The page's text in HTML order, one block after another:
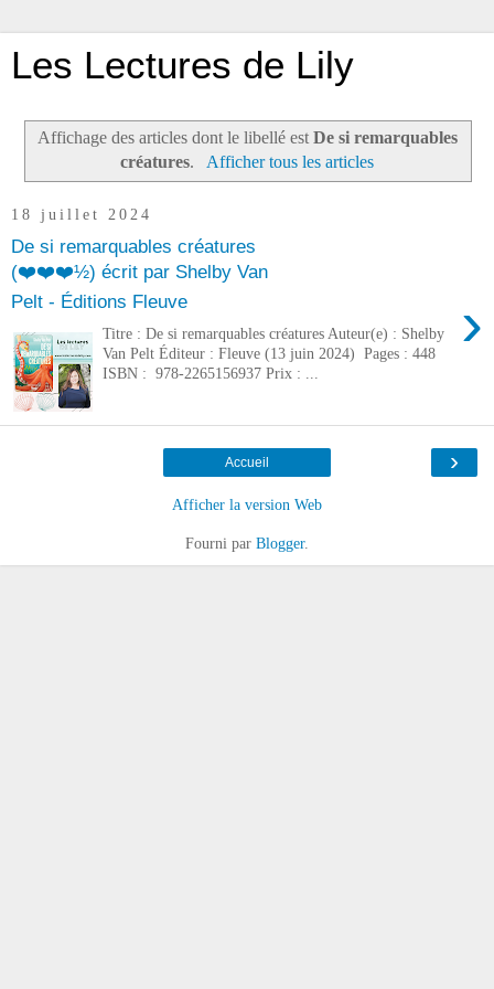
Les Lectures de Lily
Affichage des articles dont le libellé est De si remarquables
créatures. Afficher tous les articles
18 juillet 2024
De si remarquables créatures
(❤️❤️❤️½) écrit par Shelby Van
Pelt - Éditions Fleuve
›
Titre : De si remarquables créatures Auteur(e) : Shelby
Van Pelt Éditeur : Fleuve (13 juin 2024) Pages : 448
ISBN : 978-2265156937 Prix : ...
›
Accueil
Afficher la version Web
Fourni par Blogger.